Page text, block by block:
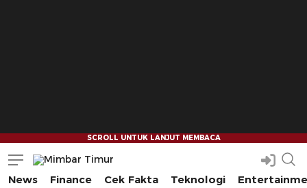
Mimbar Timur
Media Berjaringan Indonesia Timur
News Finance Cek Fakta Teknologi
--